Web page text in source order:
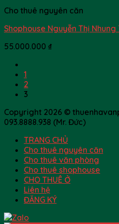
Cho thuê nguyên căn
Shophouse Nguyễn Thị
55.000.000 ₫
1
2
3
Copyright 2026 ©
093.8888.938 (Mr. Đức)
TRANG CHỦ
Cho thuê nguyên căn
Cho thuê văn phòng
Cho thuê shophouse
CHO THUÊ Ở
Liên hệ
ĐĂNG KÝ